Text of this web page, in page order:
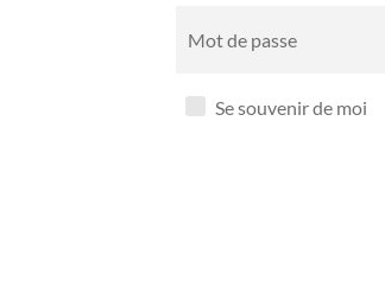
Mot de passe
Se souvenir de moi